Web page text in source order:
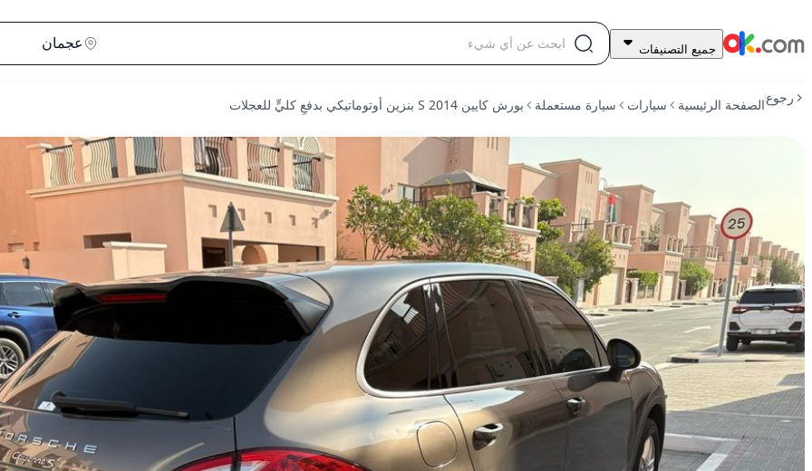
70,000
بورش
للعجلات
مستعمل
جميع التصنيفات
رجوعالصفحة الرئيسية سيارات سيارة مستعملة بورش كايين 2014 S بنزين أوتوماتيكي بدفعٍ كليٍّ للعجلات